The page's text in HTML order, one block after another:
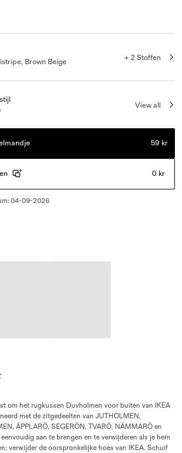
Brown Beige
+ 2 Stoffen
View all
59 kr
0 kr
: 04-09-2026
om het rugkussen Duvholmen voor buiten van IKEA
met de zitgedeelten van JUTHOLMEN,
ÄPPLARÖ, SEGERÖN, TVARÖ, NÄMMARÖ en
aan te brengen en te verwijderen als je hem
verwijder de oorspronkelijke hoes van IKEA. Schuif